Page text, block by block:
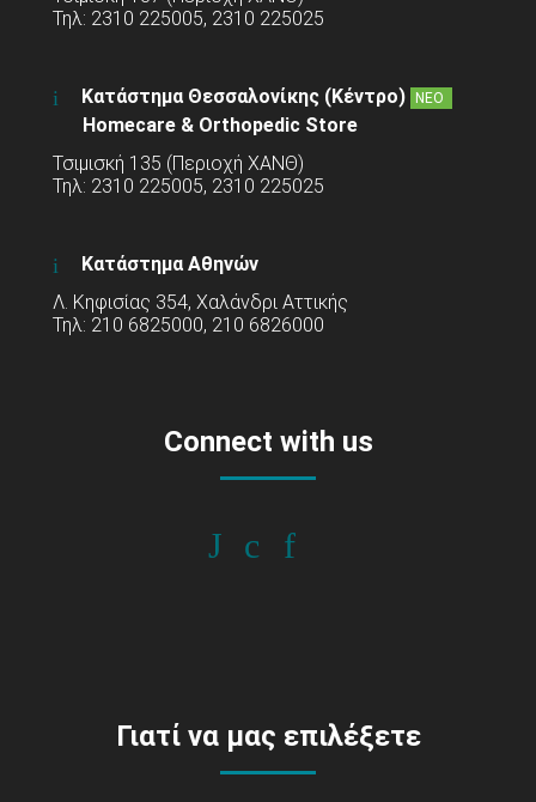
Τηλ: 2310 225005, 2310 225025
Κατάστημα Θεσσαλονίκης (Κέντρο) ΝΕΟ
Homecare & Orthopedic Store
Τσιμισκή 135 (Περιοχή ΧΑΝΘ)
Τηλ: 2310 225005, 2310 225025
Κατάστημα Αθηνών
Λ. Κηφισίας 354, Χαλάνδρι Αττικής
Τηλ: 210 6825000, 210 6826000
Connect with us
Γιατί να μας επιλέξετε